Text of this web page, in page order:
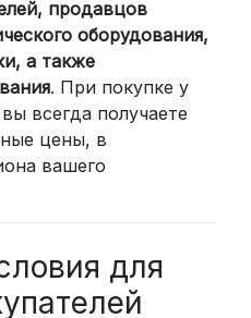
доставку до
(от 2 дней) или
(от 3 дней).
от300
или курьером.
стоимость — от
продавцов
оборудования,
а также
. При покупке у
всегда получаете
цены, в
вашего
для